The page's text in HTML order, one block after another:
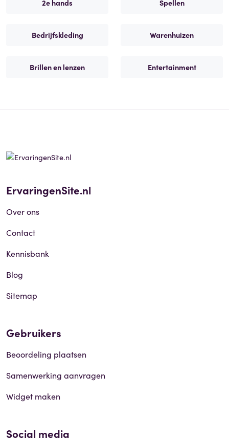
2e hands Spellen
Bedrijfskleding Warenhuizen
Brillen en lenzen Entertainment
ErvaringenSite.nl
Over ons
Contact
Kennisbank
Blog
Sitemap
Gebruikers
Beoordeling plaatsen
Samenwerking aanvragen
Widget maken
Social media